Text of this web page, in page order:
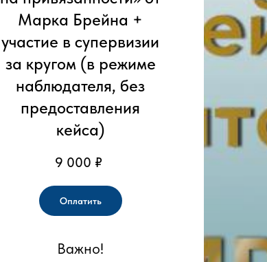
Марка Брейна +
участие в супервизии
за кругом (в режиме
наблюдателя, без
предоставления
кейса)
9 000 ₽
Оплатить
Важно!